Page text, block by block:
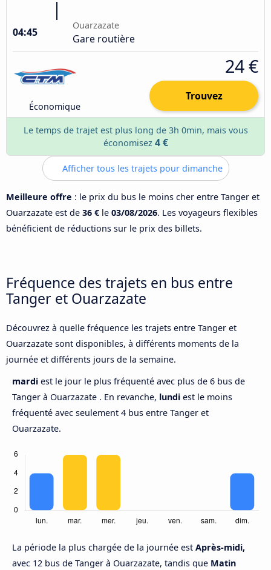
04:45
Ouarzazate
Gare routière
Économique
24 €
Trouvez
Le temps de trajet est plus long de 3h 0min, mais vous
économisez 4 €
Afficher tous les trajets pour dimanche
Meilleure offre : le prix du bus le moins cher entre Tanger et
Ouarzazate est de 36 € le 03/08/2026. Les voyageurs flexibles
bénéficient de réductions sur le prix des billets.
Fréquence des trajets en bus entre
Tanger et Ouarzazate
Découvrez à quelle fréquence les trajets entre Tanger et
Ouarzazate sont disponibles, à différents moments de la
journée et différents jours de la semaine.
mardi est le jour le plus fréquenté avec plus de 6 bus de
Tanger à Ouarzazate . En revanche, lundi est le moins
fréquenté avec seulement 4 bus entre Tanger et
Ouarzazate.
La période la plus chargée de la journée est Après-midi,
avec 12 bus de Tanger à Ouarzazate, tandis que Matin